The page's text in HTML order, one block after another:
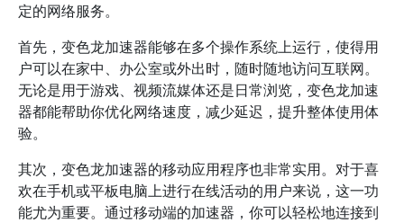
定的网络服务。
首先，变色龙加速器能够在多个操作系统上运行，使得用
户可以在家中、办公室或外出时，随时随地访问互联网。
无论是用于游戏、视频流媒体还是日常浏览，变色龙加速
器都能帮助你优化网络速度，减少延迟，提升整体使用体
验。
其次，变色龙加速器的移动应用程序也非常实用。对于喜
欢在手机或平板电脑上进行在线活动的用户来说，这一功
能尤为重要。通过移动端的加速器，你可以轻松地连接到